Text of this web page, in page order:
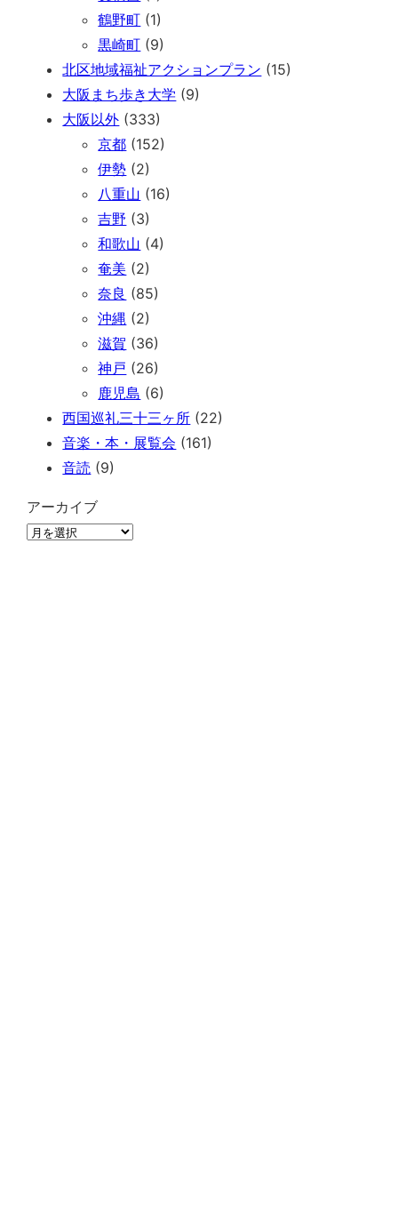
鶴野町 (1)
黒崎町 (9)
北区地域福祉アクションプラン (15)
大阪まち歩き大学 (9)
大阪以外 (333)
京都 (152)
伊勢 (2)
八重山 (16)
吉野 (3)
和歌山 (4)
奄美 (2)
奈良 (85)
沖縄 (2)
滋賀 (36)
神戸 (26)
鹿児島 (6)
西国巡礼三十三ヶ所 (22)
音楽・本・展覧会 (161)
音読 (9)
アーカイブ